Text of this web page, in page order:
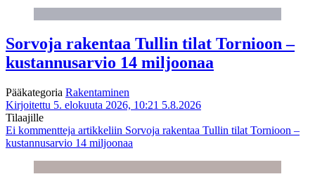
Sorvoja rakentaa Tullin tilat Tornioon –
kustannusarvio 14 miljoonaa
Pääkategoria Rakentaminen
Kirjoitettu 5. elokuuta 2026, 10:21 5.8.2026
Tilaajille
Ei kommentteja artikkeliin Sorvoja rakentaa Tullin tilat Tornioon –
kustannusarvio 14 miljoonaa